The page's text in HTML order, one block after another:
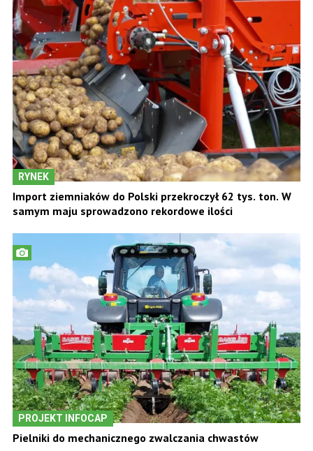
RYNEK
Import ziemniaków do Polski przekroczył 62 tys. ton. W
samym maju sprowadzono rekordowe ilości
PROJEKT INFOCAP
Pielniki do mechanicznego zwalczania chwastów